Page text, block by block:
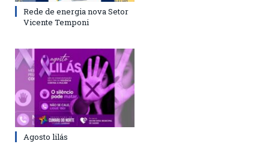
Rede de energia nova Setor
Vicente Temponi
Agosto lilás